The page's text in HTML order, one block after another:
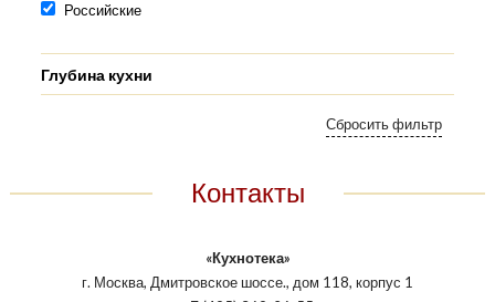
Российские
Глубина кухни
Контакты
«Кухнотека»
г. Москва, Дмитровское шоссе., дом 118, корпус 1